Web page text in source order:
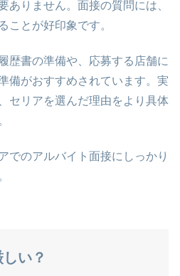
ありません。面接の質問には、
ことが好印象です。
歴書の準備や、応募する店舗に
備がおすすめされています。実
セリアを選んだ理由をより具体
でのアルバイト面接にしっかり
い？